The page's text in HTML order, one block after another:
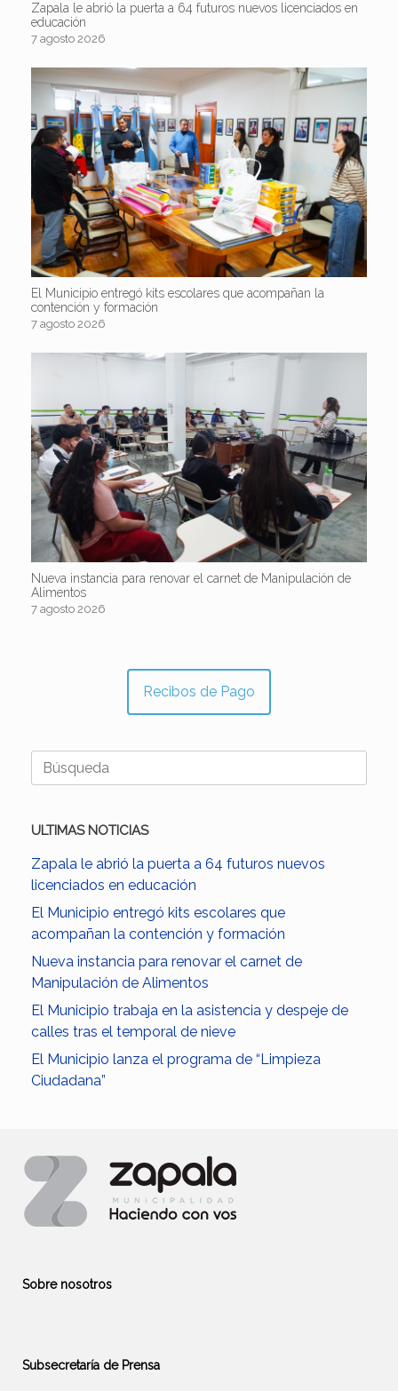
Zapala le abrió la puerta a 64 futuros nuevos licenciados en
educación
7 agosto 2026
El Municipio entregó kits escolares que acompañan la
contención y formación
7 agosto 2026
Nueva instancia para renovar el carnet de Manipulación de
Alimentos
7 agosto 2026
Recibos de Pago
Buscar:
ULTIMAS NOTICIAS
Zapala le abrió la puerta a 64 futuros nuevos
licenciados en educación
El Municipio entregó kits escolares que
acompañan la contención y formación
Nueva instancia para renovar el carnet de
Manipulación de Alimentos
El Municipio trabaja en la asistencia y despeje de
calles tras el temporal de nieve
El Municipio lanza el programa de “Limpieza
Ciudadana”
Sobre nosotros
Subsecretaría de Prensa